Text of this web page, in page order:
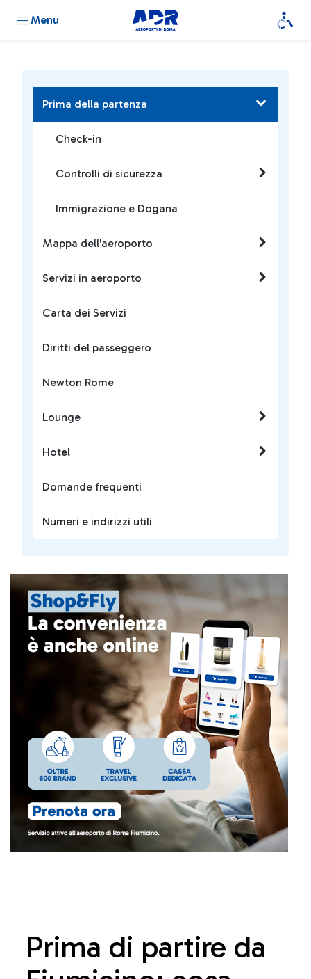
Menu
Prima di partire da
Prima della partenza
Check-in
Controlli di sicurezza
Immigrazione e Dogana
Mappa dell'aeroporto
Servizi in aeroporto
Carta dei Servizi
Diritti del passeggero
Newton Rome
Lounge
Hotel
Domande frequenti
Numeri e indirizzi utili